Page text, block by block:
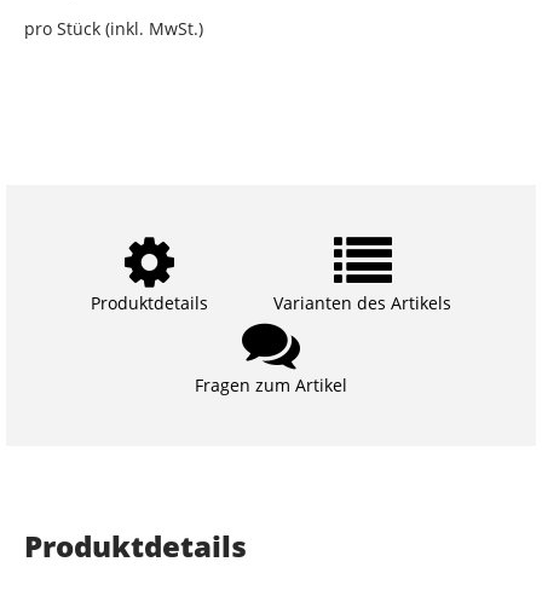
pro Stück (inkl. MwSt.)
Produktdetails Varianten des Artikels
Fragen zum Artikel
Produktdetails